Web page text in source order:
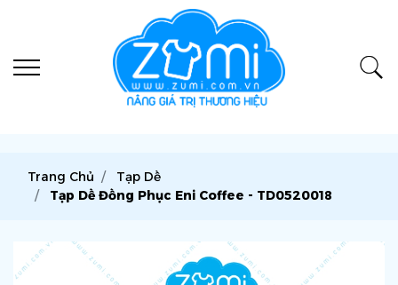
Trang Chủ
Tạp Dề
Tạp Dề Đồng Phục Eni Coffee - TD0520018